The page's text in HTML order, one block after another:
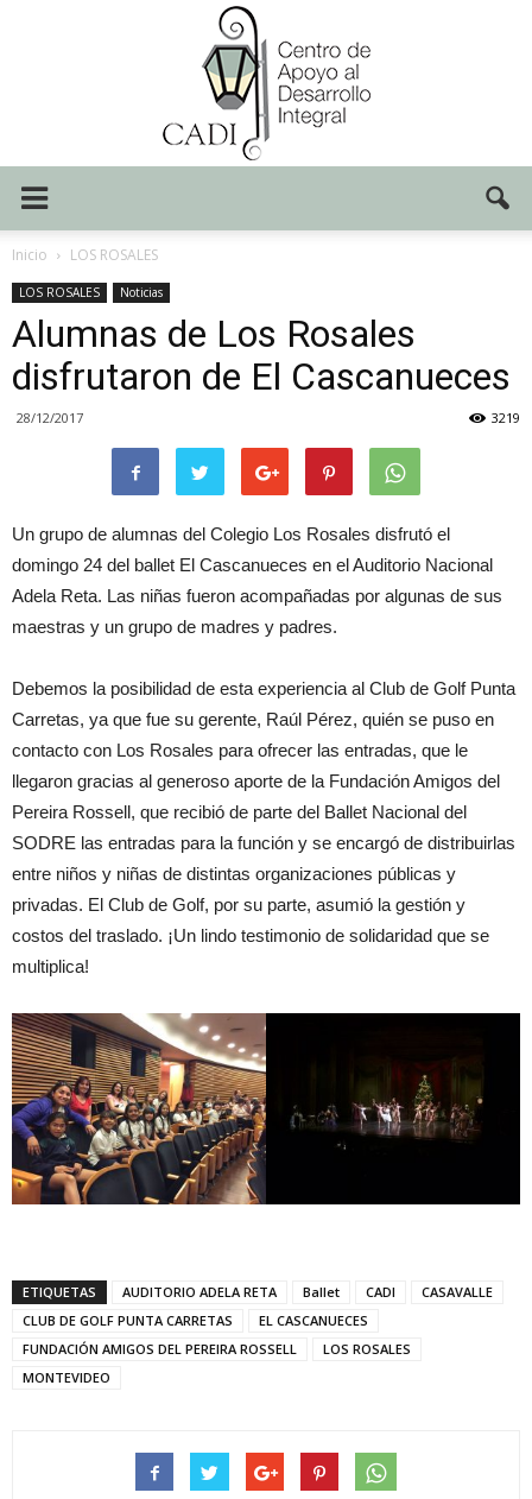
CADI
Inicio LOS ROSALES
LOS ROSALES Noticias
Alumnas de Los Rosales
disfrutaron de El Cascanueces
28/12/2017 3219
Un grupo de alumnas del Colegio Los Rosales disfrutó el
domingo 24 del ballet El Cascanueces en el Auditorio Nacional
Adela Reta. Las niñas fueron acompañadas por algunas de sus
maestras y un grupo de madres y padres.
Debemos la posibilidad de esta experiencia al Club de Golf Punta
Carretas, ya que fue su gerente, Raúl Pérez, quién se puso en
contacto con Los Rosales para ofrecer las entradas, que le
llegaron gracias al generoso aporte de la Fundación Amigos del
Pereira Rossell, que recibió de parte del Ballet Nacional del
SODRE las entradas para la función y se encargó de distribuirlas
entre niños y niñas de distintas organizaciones públicas y
privadas. El Club de Golf, por su parte, asumió la gestión y
costos del traslado. ¡Un lindo testimonio de solidaridad que se
multiplica!
ETIQUETAS AUDITORIO ADELA RETA Ballet CADI
CASAVALLE
CLUB DE GOLF PUNTA CARRETAS
EL CASCANUECES
FUNDACIÓN AMIGOS DEL PEREIRA ROSSELL
LOS ROSALES
MONTEVIDEO